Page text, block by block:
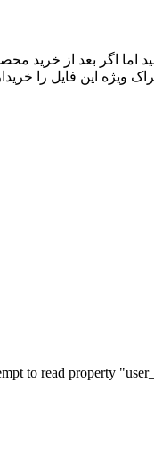
اگر بعد از خرید
ویژه این فایل را
to read property